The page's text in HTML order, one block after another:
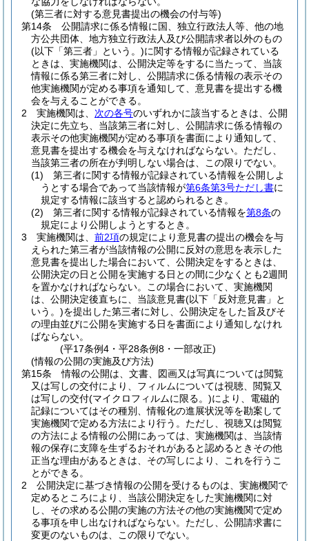
(第三者に対する意見書提出の機会の付与等)
第14条
公開請求に係る情報に国、独立行政法人等、他の地
方公共団体、地方独立行政法人及び公開請求者以外のもの
(以下「第三者」という。)に関する情報が記録されている
ときは、実施機関は、公開決定等をするに当たって、当該
情報に係る第三者に対し、公開請求に係る情報の表示その
他実施機関が定める事項を通知して、意見書を提出する機
会を与えることができる。
2
実施機関は、 次の各号のいずれかに該当するときは、公開
決定に先立ち、当該第三者に対し、公開請求に係る情報の
表示その他実施機関が定める事項を書面により通知して、
意見書を提出する機会を与えなければならない。 ただし、
当該第三者の所在が判明しない場合は、この限りでない。
(1)
第三者に関する情報が記録されている情報を公開しよ
うとする場合であって当該情報が第6条第3号ただし書に
規定する情報に該当すると認められるとき。
(2)
第三者に関する情報が記録されている情報を第8条の
規定により公開しようとするとき。
3
実施機関は、 前2項の規定により意見書の提出の機会を与
えられた第三者が当該情報の公開に反対の意思を表示した
意見書を提出した場合において、公開決定をするときは、
公開決定の日と公開を実施する日との間に少なくとも2週間
を置かなければならない。
この場合において、実施機関
は、公開決定後直ちに、当該意見書(以下「反対意見書」と
いう。)を提出した第三者に対し、公開決定をした旨及びそ
の理由並びに公開を実施する日を書面により通知しなけれ
ばならない。
(平17条例4・平28条例8・一部改正)
(情報の公開の実施及び方法)
第15条
情報の公開は、文書、図画又は写真については閲覧
又は写しの交付により、フィルムについては視聴、閲覧又
は写しの交付(マイクロフィルムに限る。)により、電磁的
記録についてはその種別、情報化の進展状況等を勘案して
実施機関で定める方法により行う。 ただし、視聴又は閲覧
の方法による情報の公開にあっては、実施機関は、当該情
報の保存に支障を生ずるおそれがあると認めるときその他
正当な理由があるときは、その写しにより、これを行うこ
とができる。
2
公開決定に基づき情報の公開を受けるものは、実施機関で
定めるところにより、当該公開決定をした実施機関に対
し、その求める公開の実施の方法その他の実施機関で定め
る事項を申し出なければならない。 ただし、公開請求書に
変更のないものは、この限りでない。